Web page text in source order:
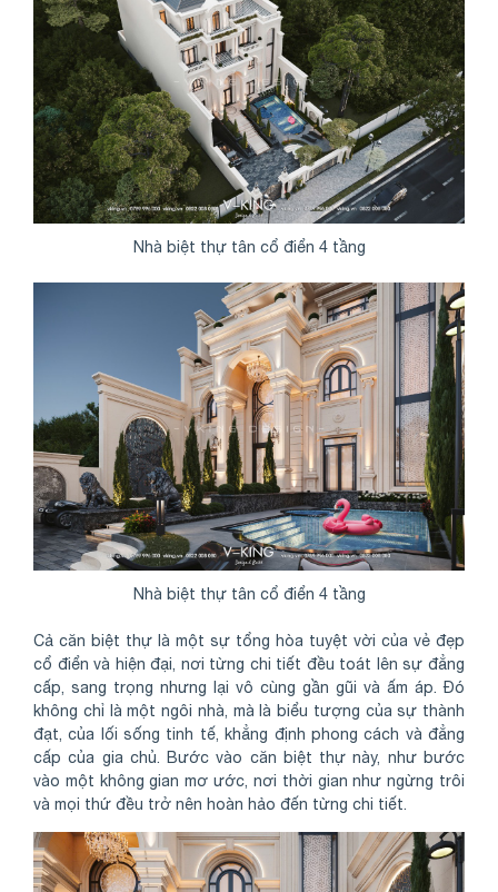
Nhà biệt thự tân cổ điển 4 tầng
Nhà biệt thự tân cổ điển 4 tầng
Cả căn biệt thự là một sự tổng hòa tuyệt vời của vẻ đẹp
cổ điển và hiện đại, nơi từng chi tiết đều toát lên sự đẳng
cấp, sang trọng nhưng lại vô cùng gần gũi và ấm áp. Đó
không chỉ là một ngôi nhà, mà là biểu tượng của sự thành
đạt, của lối sống tinh tế, khẳng định phong cách và đẳng
cấp của gia chủ. Bước vào căn biệt thự này, như bước
vào một không gian mơ ước, nơi thời gian như ngừng trôi
và mọi thứ đều trở nên hoàn hảo đến từng chi tiết.